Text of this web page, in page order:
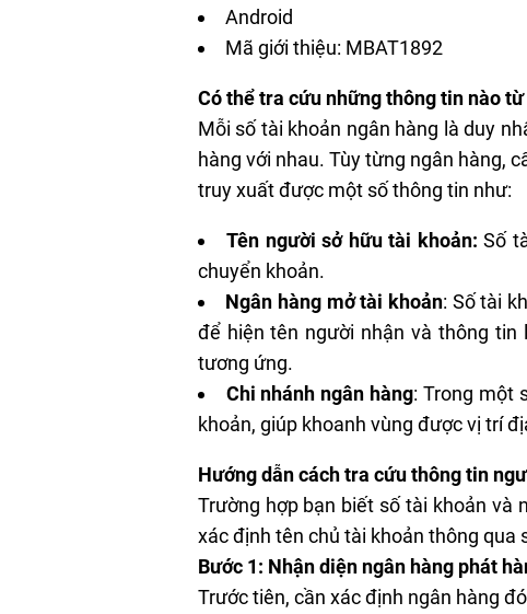
Android
Mã giới thiệu: MBAT1892
Có thể tra cứu những thông tin nào
Mỗi số tài khoản ngân hàng là duy
hàng với nhau. Tùy từng ngân hàng,
truy xuất được một số thông tin như:
Tên người sở hữu tài khoản:Số
chuyển khoản.
Ngân hàng mở tài khoản: Số tài
để hiện tên người nhận và thông tin
tương ứng.
Chi nhánh ngân hàng: Trong một
khoản, giúp khoanh vùng được vị trí
Hướng dẫn cách tra cứu thông tin
Trường hợp bạn biết số tài khoản và
xác định tên chủ tài khoản thông qua
Bước 1: Nhận diện ngân hàng phát
Trước tiên, cần xác định ngân hàng